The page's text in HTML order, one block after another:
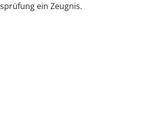
ein Zeugnis.